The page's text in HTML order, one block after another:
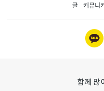
글 커뮤니
카카오
링크
함께 많